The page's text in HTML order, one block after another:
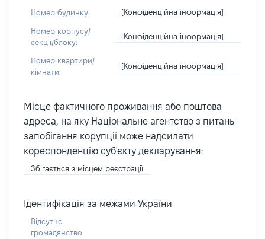
Номер будинку: [Конфіденційна інформація]
Номер корпусу/
секції/блоку:
[Конфіденційна інформація]
Номер квартири/
кімнати:
[Конфіденційна інформація]
Місце фактичного проживання або поштова
адреса, на яку Національне агентство з питань
запобігання корупції може надсилати
кореспонденцію суб'єкту декларування:
Збігається з місцем реєстрації
Ідентифікація за межами України
Відсутнє
громадянство